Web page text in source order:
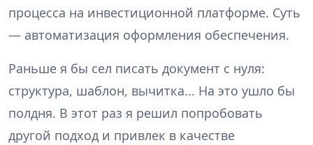
процесса на инвестиционной платформе. Суть
— автоматизация оформления обеспечения.
Раньше я бы сел писать документ с нуля:
структура, шаблон, вычитка... На это ушло бы
полдня. В этот раз я решил попробовать
другой подход и привлек в качестве